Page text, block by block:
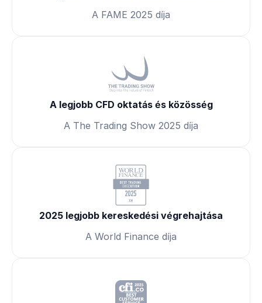
A FAME 2025 díja
A legjobb CFD oktatás és közösség
A The Trading Show 2025 díja
2025 legjobb kereskedési végrehajtása
A World Finance díja